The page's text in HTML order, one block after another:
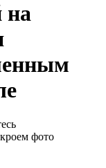
на
фото